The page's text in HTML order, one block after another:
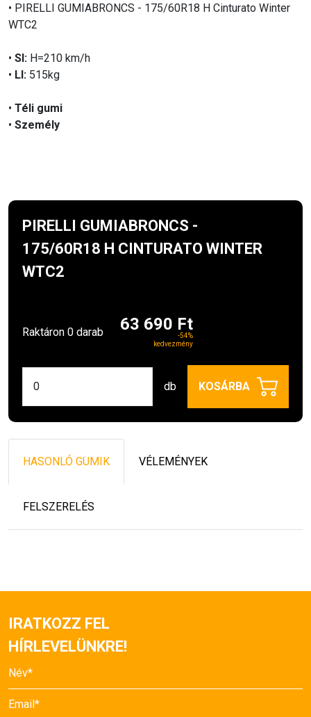
• PIRELLI GUMIABRONCS - 175/60R18 H Cinturato Winter
WTC2
• SI: H=210 km/h
• LI: 515kg
• Téli gumi
• Személy
PIRELLI GUMIABRONCS -
175/60R18 H CINTURATO WINTER
WTC2
Raktáron 0 darab 63 690 Ft
-54%
kedvezmény
db KOSÁRBA
HASONLÓ GUMIK VÉLEMÉNYEK
FELSZERELÉS
IRATKOZZ FEL
HÍRLEVELÜNKRE!